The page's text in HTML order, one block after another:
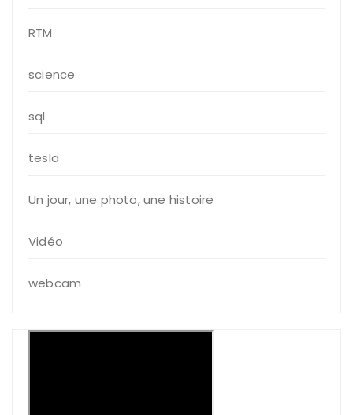
RTM
science
sql
tesla
Un jour, une photo, une histoire
Vidéo
webcam